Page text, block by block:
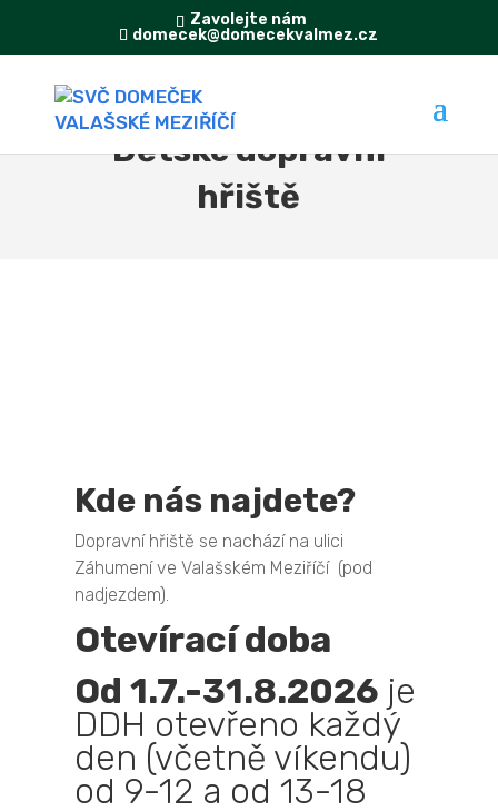
Zavolejte nám
domecek@domecekvalmez.cz
Dětské dopravní
hřiště
Kde nás najdete?
Dopravní hřiště se nachází na ulici
Záhumení ve Valašském Meziříčí (pod
nadjezdem).
Otevírací doba
Od 1.7.-31.8.2026 je
DDH otevřeno každý
den (včetně víkendu)
od 9-12 a od 13-18